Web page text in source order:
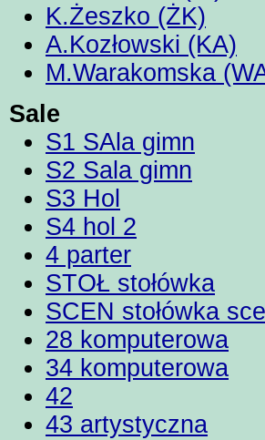
K.Żeszko (ŻK)
A.Kozłowski (KA)
M.Warakomska
Sale
S1 SAla gimn
S2 Sala gimn
S3 Hol
S4 hol 2
4 parter
STOŁ stołówka
SCEN stołówka
28 komputerowa
34 komputerowa
42
43 artystyczna